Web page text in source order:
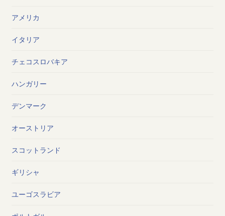
アメリカ
イタリア
チェコスロバキア
ハンガリー
デンマーク
オーストリア
スコットランド
ギリシャ
ユーゴスラビア